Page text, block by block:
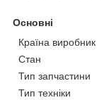
Основні
Країна виробник
Стан
Тип запчастини
Тип техніки